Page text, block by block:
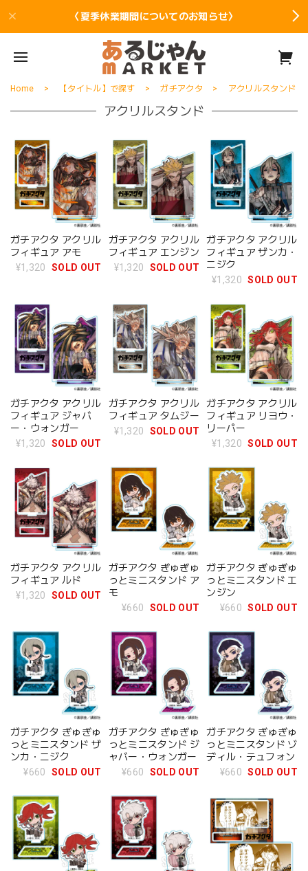
〈夏季休業期間についてのお知らせ〉
Home 【タイトル】で探す ガチアクタ アクリルスタンド
アクリルスタンド
ガチアクタ アクリル
フィギュア アモ
¥1,320
SOLD OUT
ガチアクタ アクリル
フィギュア エンジン
¥1,320
SOLD OUT
ガチアクタ アクリル
フィギュア ザンカ・
ニジク
¥1,320 SOLD OUT
ガチアクタ アクリル
フィギュア ジャバ
ー・ウォンガー
¥1,320
SOLD OUT
ガチアクタ アクリル
フィギュア タムジー
¥1,320
SOLD OUT
ガチアクタ アクリル
フィギュア リヨウ・
リーパー
¥1,320 SOLD OUT
ガチアクタ アクリル
フィギュア ルド
¥1,320
SOLD OUT
ガチアクタ ぎゅぎゅ
っとミニスタンド ア
モ
¥660
SOLD OUT
ガチアクタ ぎゅぎゅ
っとミニスタンド エ
ンジン
¥660 SOLD OUT
ガチアクタ ぎゅぎゅ
っとミニスタンド ザ
ンカ・ニジク
¥660
SOLD OUT
ガチアクタ ぎゅぎゅ
っとミニスタンド ジ
ャバー・ウォンガー
¥660
SOLD OUT
ガチアクタ ぎゅぎゅ
っとミニスタンド ゾ
ディル・テュフォン
¥660 SOLD OUT